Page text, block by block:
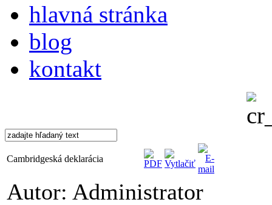
hlavná stránka
blog
kontakt
Cambridgeská deklarácia
Autor: Administrator